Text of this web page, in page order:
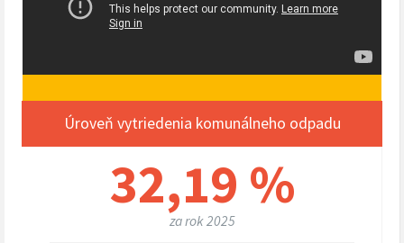
Úroveň vytriedenia komunálneho odpadu
32,19 %
za rok 2025